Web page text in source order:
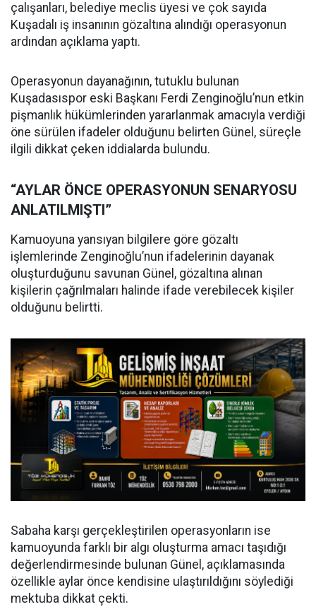
çalışanları, belediye meclis üyesi ve çok sayıda
Kuşadalı iş insanının gözaltına alındığı operasyonun
ardından açıklama yaptı.
Operasyonun dayanağının, tutuklu bulunan
Kuşadasıspor eski Başkanı Ferdi Zenginoğlu’nun etkin
pişmanlık hükümlerinden yararlanmak amacıyla verdiği
öne sürülen ifadeler olduğunu belirten Günel, süreçle
ilgili dikkat çeken iddialarda bulundu.
“AYLAR ÖNCE OPERASYONUN SENARYOSU
ANLATILMIŞTI”
Kamuoyuna yansıyan bilgilere göre gözaltı
işlemlerinde Zenginoğlu’nun ifadelerinin dayanak
oluşturduğunu savunan Günel, gözaltına alınan
kişilerin çağrılmaları halinde ifade verebilecek kişiler
olduğunu belirtti.
Sabaha karşı gerçekleştirilen operasyonların ise
kamuoyunda farklı bir algı oluşturma amacı taşıdığı
değerlendirmesinde bulunan Günel, açıklamasında
özellikle aylar önce kendisine ulaştırıldığını söylediği
mektuba dikkat çekti.